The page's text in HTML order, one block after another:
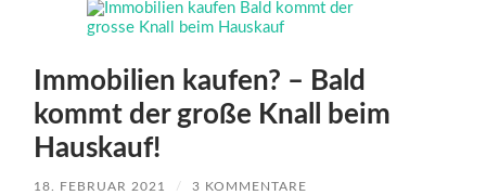
Immobilien kaufen? – Bald
kommt der große Knall beim
Hauskauf!
18. FEBRUAR 2021 / 3 KOMMENTARE